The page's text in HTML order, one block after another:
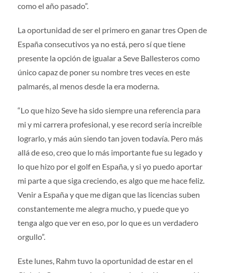
como el año pasado”.
La oportunidad de ser el primero en ganar tres Open de
España consecutivos ya no está, pero sí que tiene
presente la opción de igualar a Seve Ballesteros como
único capaz de poner su nombre tres veces en este
palmarés, al menos desde la era moderna.
“Lo que hizo Seve ha sido siempre una referencia para
mi y mi carrera profesional, y ese record sería increíble
lograrlo, y más aún siendo tan joven todavía. Pero más
allá de eso, creo que lo más importante fue su legado y
lo que hizo por el golf en España, y si yo puedo aportar
mi parte a que siga creciendo, es algo que me hace feliz.
Venir a España y que me digan que las licencias suben
constantemente me alegra mucho, y puede que yo
tenga algo que ver en eso, por lo que es un verdadero
orgullo”.
Este lunes, Rahm tuvo la oportunidad de estar en el